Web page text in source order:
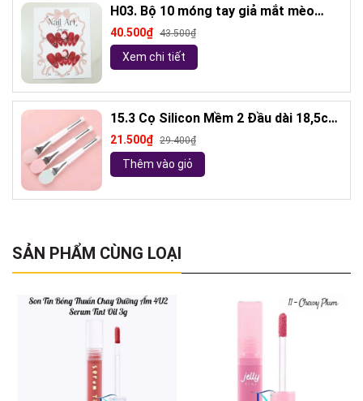
H03. Bộ 10 móng tay giả mắt mèo
kèm keo và giũa móng (ngẫu nhiên)
40.500₫ 43.500₫
Xem chi tiết
15.3 Cọ Silicon Mềm 2 Đầu dài 18,5cm
( ngẫu nhiên)
21.500₫ 29.400₫
Thêm vào giỏ
SẢN PHẨM CÙNG LOẠI